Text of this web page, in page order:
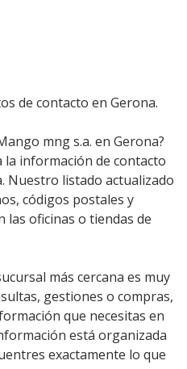
de contacto en Gerona.
mng s.a. en Gerona?
información de contacto
Nuestro listado actualizado
códigos postales y
las oficinas o tiendas de
más cercana es muy
gestiones o compras,
que necesitas en
está organizada
exactamente lo que